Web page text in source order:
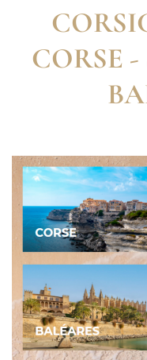
CORSE